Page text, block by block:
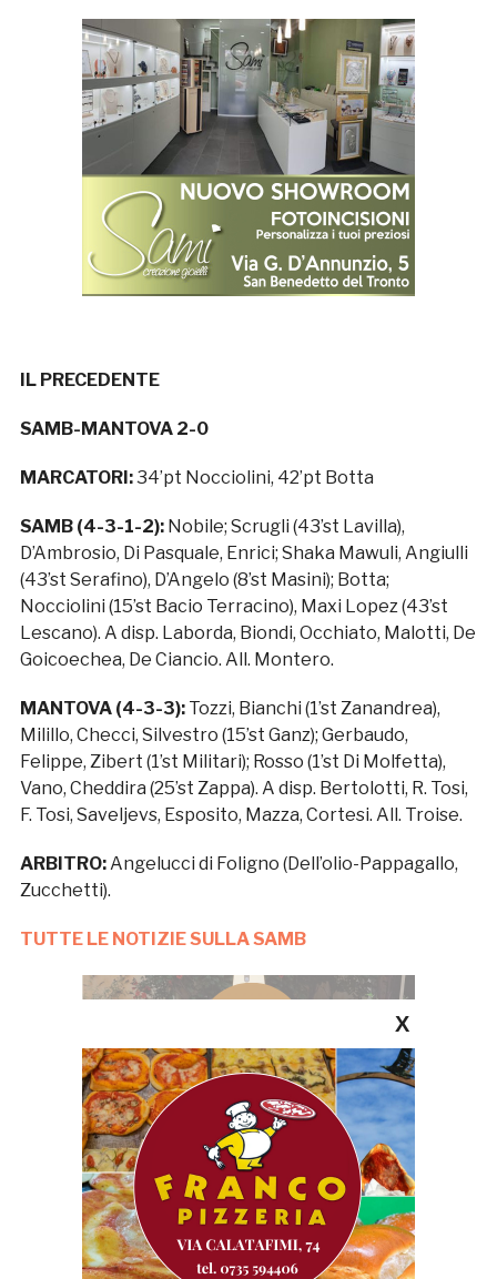
IL PRECEDENTE
SAMB-MANTOVA 2-0
MARCATORI:34’pt Nocciolini, 42’pt Botta
SAMB (4-3-1-2):Nobile; Scrugli (43’st Lavilla),
D’Ambrosio, Di Pasquale, Enrici; Shaka Mawuli, Angiulli
(43’st Serafino), D’Angelo (8’st Masini); Botta;
Nocciolini (15’st Bacio Terracino), Maxi Lopez (43’st
Lescano). A disp. Laborda, Biondi, Occhiato, Malotti, De
Goicoechea, De Ciancio. All. Montero.
MANTOVA (4-3-3): Tozzi, Bianchi (1’st Zanandrea),
Milillo, Checci, Silvestro (15’st Ganz); Gerbaudo,
Felippe, Zibert (1’st Militari); Rosso (1’st Di Molfetta),
Vano, Cheddira (25’st Zappa). A disp. Bertolotti, R. Tosi,
F. Tosi, Saveljevs, Esposito, Mazza, Cortesi. All. Troise.
ARBITRO:Angelucci di Foligno (Dell’olio-Pappagallo,
Zucchetti).
TUTTE LE NOTIZIE SULLA SAMB
X